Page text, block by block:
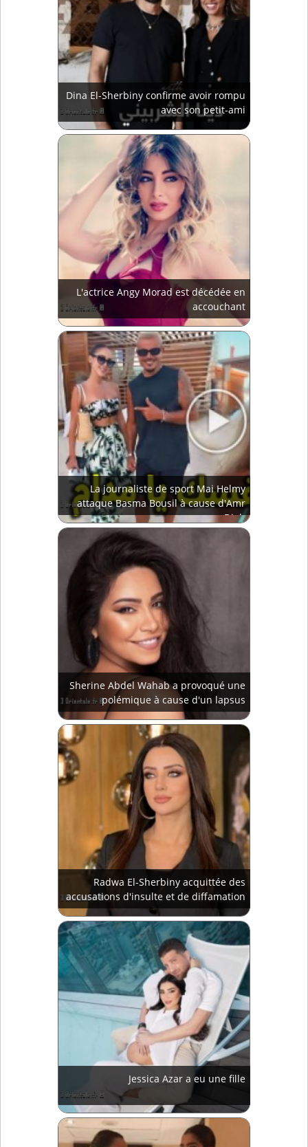
Dina El-Sherbiny confirme avoir rompu
avec son petit-ami
L'actrice Angy Morad est décédée en
accouchant
La journaliste de sport Mai Helmy
attaque Basma Bousil à cause d'Amr
Diab
Sherine Abdel Wahab a provoqué une
polémique à cause d'un lapsus
Radwa El-Sherbiny acquittée des
accusations d'insulte et de diffamation
Jessica Azar a eu une fille